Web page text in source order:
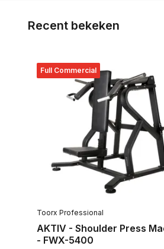
Recent bekeken
Full Commercial
Toorx Professional
AKTIV - Shoulder Press
- FWX-5400